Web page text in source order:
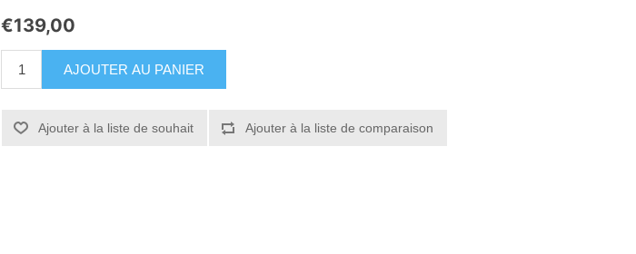
€139,00
AJOUTER AU PANIER
Ajouter à la liste de souhait Ajouter à la liste de comparaison